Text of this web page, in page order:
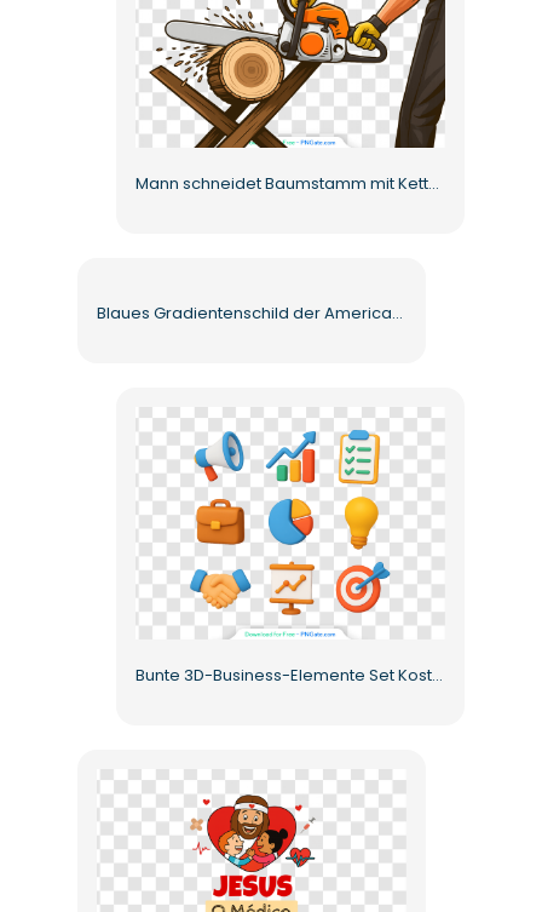
Mann schneidet Baumstamm mit Kettensäge Actionszene Kostenlose PNG
Blaues Gradientenschild der American Academy of Forensic Sciences Kostenloses PNG
Bunte 3D-Business-Elemente Set Kostenlose PNG